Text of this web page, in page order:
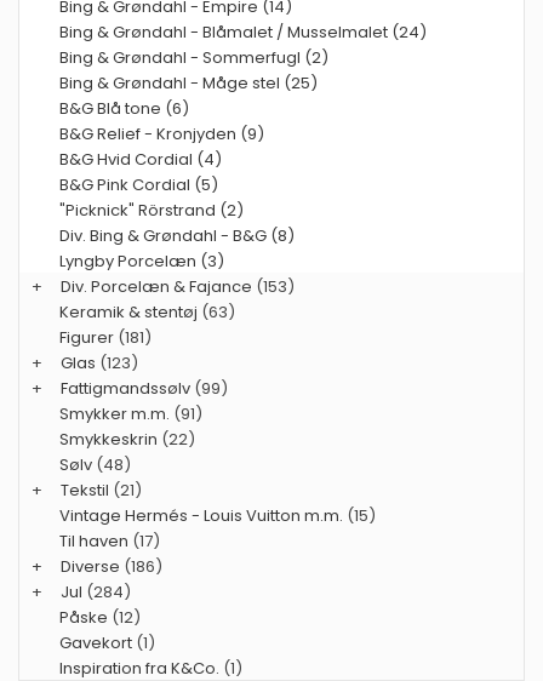
Bing & Grøndahl - Empire (14)
Bing & Grøndahl - Blåmalet / Musselmalet (24)
Bing & Grøndahl - Sommerfugl (2)
Bing & Grøndahl - Måge stel (25)
B&G Blå tone (6)
B&G Relief - Kronjyden (9)
B&G Hvid Cordial (4)
B&G Pink Cordial (5)
"Picknick" Rörstrand (2)
Div. Bing & Grøndahl - B&G (8)
Lyngby Porcelæn (3)
+
Div. Porcelæn & Fajance (153)
Keramik & stentøj (63)
Figurer (181)
+
Glas (123)
+
Fattigmandssølv (99)
Smykker m.m. (91)
Smykkeskrin (22)
Sølv (48)
+
Tekstil (21)
Vintage Hermés - Louis Vuitton m.m. (15)
Til haven (17)
+
Diverse (186)
+
Jul (284)
Påske (12)
Gavekort (1)
Inspiration fra K&Co. (1)